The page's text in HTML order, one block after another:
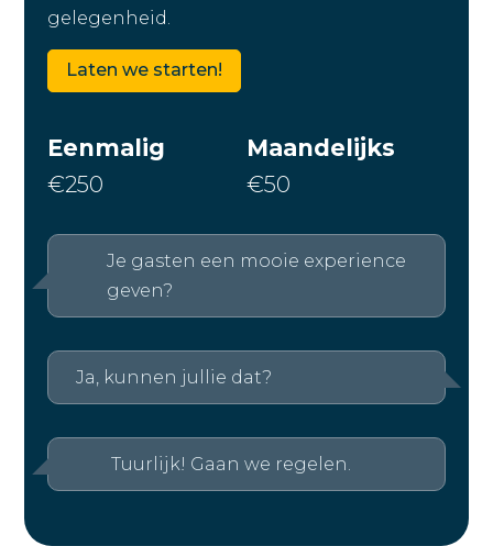
gelegenheid.
Laten we starten!
Eenmalig
€250
Maandelijks
€50
Je gasten een mooie experience
geven?
Ja, kunnen jullie dat?
Tuurlijk! Gaan we regelen.